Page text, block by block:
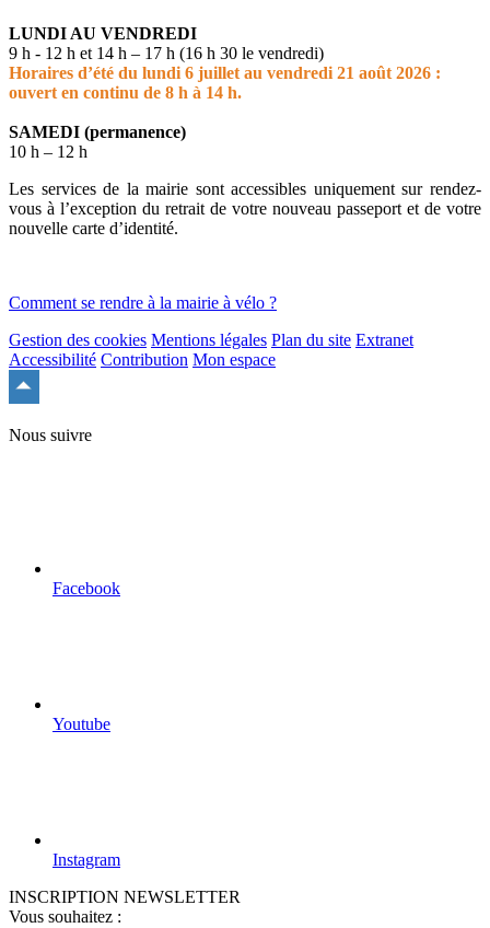
LUNDI AU VENDREDI
9 h - 12 h et 14 h – 17 h (16 h 30 le vendredi)
Horaires d’été du lundi 6 juillet au vendredi 21 août 2026 :
ouvert en continu de 8 h à 14 h.
SAMEDI (permanence)
10 h – 12 h
Les services de la mairie sont accessibles uniquement sur rendez-
vous à l’exception du retrait de votre nouveau passeport et de votre
nouvelle carte d’identité.
Comment se rendre à la mairie à vélo ?
Gestion des cookies Mentions légales Plan du site Extranet
Accessibilité Contribution Mon espace
du
Nous suivre
Facebook
Youtube
Instagram
INSCRIPTION NEWSLETTER
Vous souhaitez :